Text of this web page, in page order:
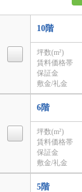
10階
坪数(m²)
賃料価格帯
保証金
敷金/礼金
6階
坪数(m²)
賃料価格帯
保証金
敷金/礼金
5階